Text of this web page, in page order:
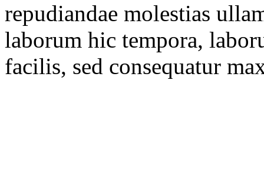
repudiandae molestias
laborum hic tempora,
facilis, sed consequatur